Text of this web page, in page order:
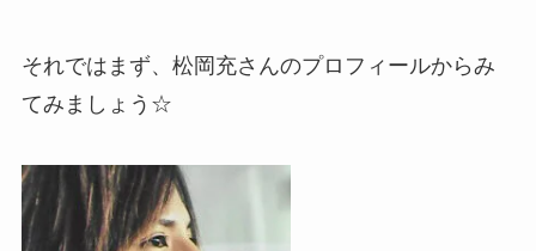
それではまず、松岡充さんのプロフィールからみ
てみましょう☆